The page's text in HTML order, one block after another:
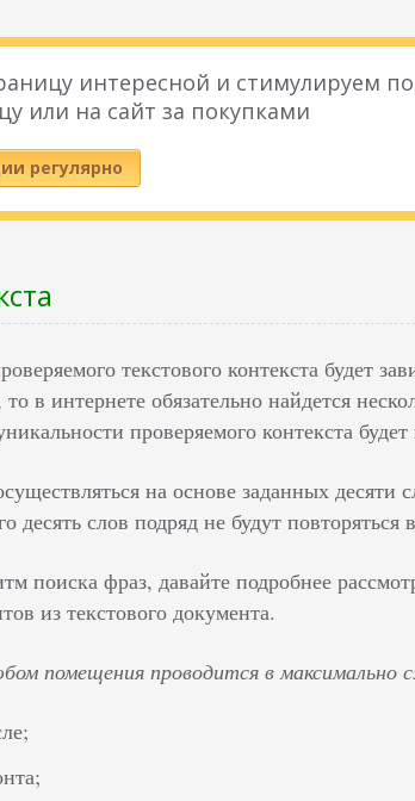
интересной и стимулируем
или на сайт за покупками
регулярно
текстового контекста будет
в интернете обязательно найдется
проверяемого контекста будет
на основе заданных десяти
слов подряд не будут повторяться
поиска фраз, давайте подробнее
из текстового документа.
помещения проводится в максимально